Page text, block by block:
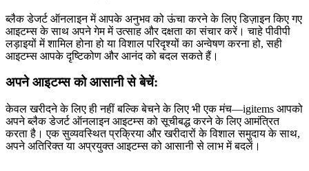
ब्लैक डेजर्ट ऑनलाइन में आपके अनुभव को ऊंचा करने के लिए डिज़ाइन किए गए
आइटम्स के साथ अपने गेम में उत्साह और दक्षता का संचार करें। चाहे पीवीपी
लड़ाइयों में शामिल होना हो या विशाल परिदृश्यों का अन्वेषण करना हो, सही
आइटम्स आपके दृष्टिकोण और आनंद को बदल सकते हैं।
अपने आइटम्स को आसानी से बेचें:
केवल खरीदने के लिए ही नहीं बल्कि बेचने के लिए भी एक मंच—igitems आपको
अपने ब्लैक डेजर्ट ऑनलाइन आइटम्स को सूचीबद्ध करने के लिए आमंत्रित
करता है। एक सुव्यवस्थित प्रक्रिया और खरीदारों के विशाल समुदाय के साथ,
अपने अतिरिक्त या अप्रयुक्त आइटम्स को आसानी से लाभ में बदलें।